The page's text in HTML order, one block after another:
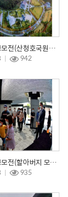
제1회 사진공모전(산청호국원의 일출)
942
제1회 사진공모전(할아버지 모시는 날)
935